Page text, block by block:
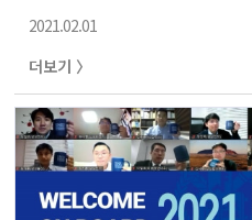
전수진 경영대학 행정실장은 “
동을 경험하게 해주셔서 감사
재 경영대학장은 “어려운 시
교수님들의 적극적인 협조와
고 덕분이다.”고 소감을 밝혔
은 창의적이고 효율적인 업무
바지하거나 그밖에 장려할만
상으로 매년 1회 시상한다.
2021.02.01
더보기 〉